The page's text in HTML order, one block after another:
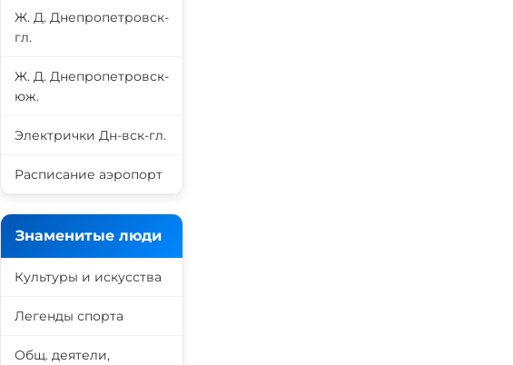
Ж. Д. Днепропетровск-
гл.
Ж. Д. Днепропетровск-
юж.
Электрички Дн-вск-гл.
Расписание аэропорт
Знаменитые люди
Культуры и искусства
Легенды спорта
Общ. деятели,